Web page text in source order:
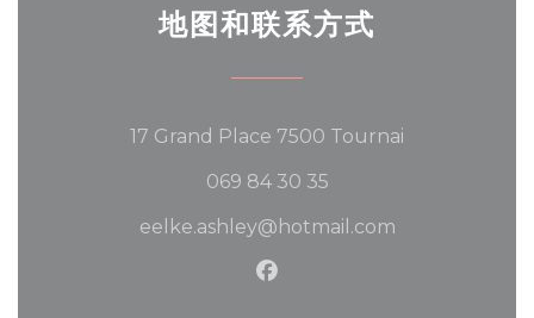
地图和联系方式
17 Grand Place 7500 Tournai
069 84 30 35
eelke.ashley@hotmail.com
Facebook ((在新窗口中打